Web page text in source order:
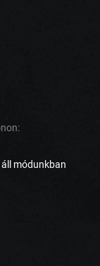
módunkban